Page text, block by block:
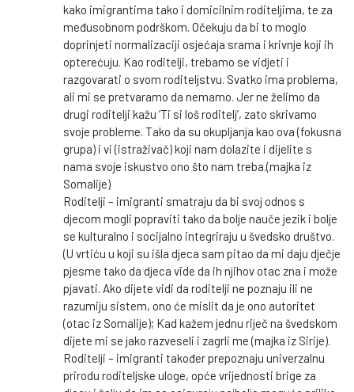
kako imigrantima tako i domicilnim roditeljima, te za
međusobnom podrškom. Očekuju da bi to moglo
doprinjeti normalizaciji osjećaja srama i krivnje koji ih
opterećuju. Kao roditelji, trebamo se vidjeti i
razgovarati o svom roditeljstvu. Svatko ima problema,
ali mi se pretvaramo da nemamo. Jer ne želimo da
drugi roditelji kažu ‘Ti si loš roditelj’, zato skrivamo
svoje probleme. Tako da su okupljanja kao ova (fokusna
grupa) i vi (istraživač) koji nam dolazite i dijelite s
nama svoje iskustvo ono što nam treba.(majka iz
Somalije)
Roditelji – imigranti smatraju da bi svoj odnos s
djecom mogli popraviti tako da bolje nauče jezik i bolje
se kulturalno i socijalno integriraju u švedsko društvo.
(U vrtiću u koji su išla djeca sam pitao da mi daju dječje
pjesme tako da djeca vide da ih njihov otac zna i može
pjavati. Ako dijete vidi da roditelji ne poznaju ili ne
razumiju sistem, ono će mislit da je ono autoritet
(otac iz Somalije); Kad kažem jednu riječ na švedskom
dijete mi se jako razveseli i zagrli me (majka iz Sirije).
Roditelji – imigranti također prepoznaju univerzalnu
prirodu roditeljske uloge, opće vrijednosti brige za